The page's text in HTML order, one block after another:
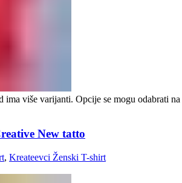
ima više varijanti. Opcije se mogu odabrati
New tatto
, Kreateevci Ženski T-shirt